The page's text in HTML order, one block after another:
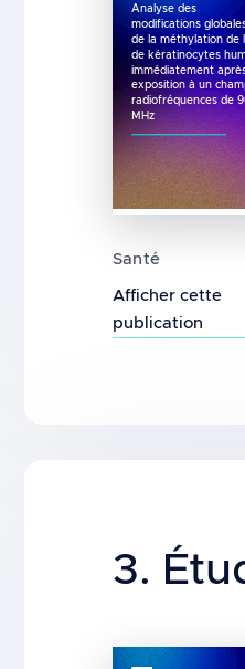
Analyse des
modifications
de la méthylation de
de kératinocytes
immédiatement
exposition à un
radiofréquences de
MHz
Santé
Afficher cette
publication
Title
3.